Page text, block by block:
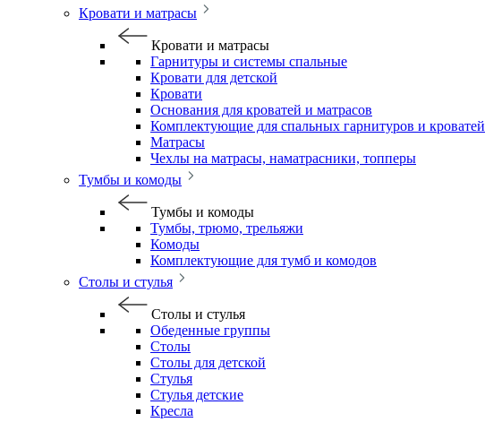
Кровати и матрасы
Кровати и матрасы
Гарнитуры и системы спальные
Кровати для детской
Кровати
Основания для кроватей и матрасов
Комплектующие для спальных гарнитуров и кроватей
Матрасы
Чехлы на матрасы, наматрасники, топперы
Тумбы и комоды
Тумбы и комоды
Тумбы, трюмо, трельяжи
Комоды
Комплектующие для тумб и комодов
Столы и стулья
Столы и стулья
Обеденные группы
Столы
Столы для детской
Стулья
Стулья детские
Кресла